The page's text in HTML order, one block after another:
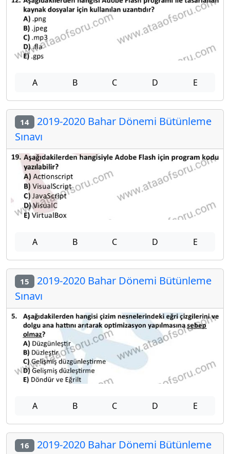
A B C D E
14 2019-2020 Bahar Dönemi Bütünleme
Sınavı
A B C D E
15 2019-2020 Bahar Dönemi Bütünleme
Sınavı
A B C D E
16 2019-2020 Bahar Dönemi Bütünleme